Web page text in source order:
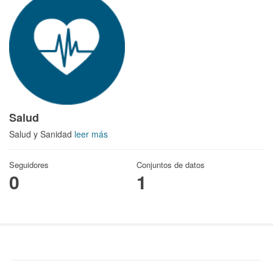
Salud
Salud y Sanidad leer más
Seguidores
0
Conjuntos de datos
1